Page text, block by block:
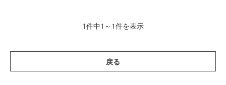
1件中1～1件を表示
戻る